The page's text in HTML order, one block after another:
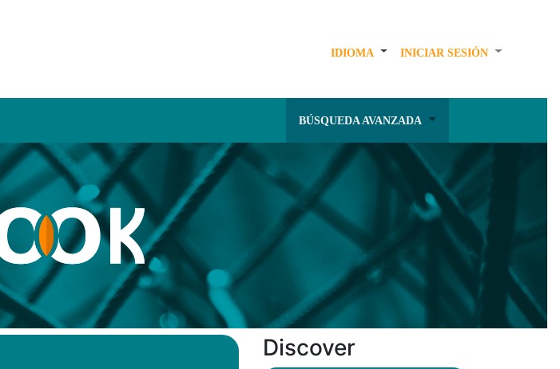
IDIOMA INICIAR SESIÓN
BÚSQUEDA AVANZADA
Discover